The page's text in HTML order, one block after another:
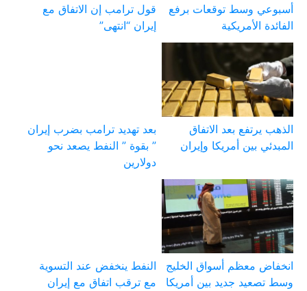
أسبوعي وسط توقعات برفع
الفائدة الأمريكية
قول ترامب إن الاتفاق مع
إيران “انتهى”
الذهب يرتفع بعد الاتفاق
المبدئي بين أمريكا وإيران
بعد تهديد ترامب بضرب إيران
” بقوة ” النفط يصعد نحو
دولارين
انخفاض معظم أسواق الخليج
وسط تصعيد جديد بين أمريكا
النفط ينخفض عند التسوية
مع ترقب اتفاق مع إيران